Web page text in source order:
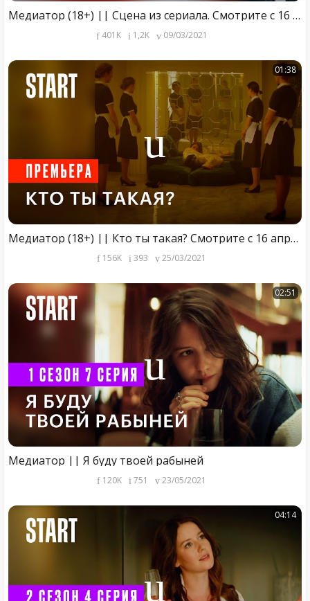
Медиатор (18+) || Сцена из сериала. Смотрите c 16 апреля только на START
401K 1,2K 09/03/2021
01:38
Медиатор (18+) || Кто ты такая? Смотрите c 16 апреля только на START
156K 393 25/03/2021
02:51
Медиатор || Я буду твоей рабыней
120K 751 23/05/2021
04:14